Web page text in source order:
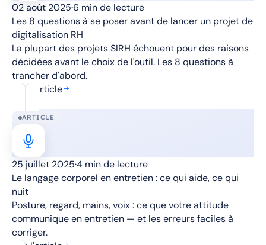
02 août 2025·6 min de lecture
Les 8 questions à se poser avant de lancer un projet de
digitalisation RH
La plupart des projets SIRH échouent pour des raisons
décidées avant le choix de l'outil. Les 8 questions à
trancher d'abord.
Lire l'article
ARTICLE
25 juillet 2025·4 min de lecture
Le langage corporel en entretien : ce qui aide, ce qui
nuit
Posture, regard, mains, voix : ce que votre attitude
communique en entretien — et les erreurs faciles à
corriger.